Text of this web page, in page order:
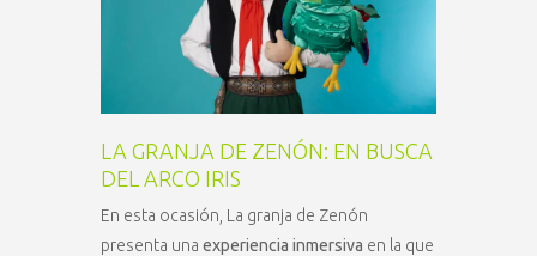
LA GRANJA DE ZENÓN: EN BUSCA
DEL ARCO IRIS
En esta ocasión, La granja de Zenón
presenta una experiencia inmersiva en la que